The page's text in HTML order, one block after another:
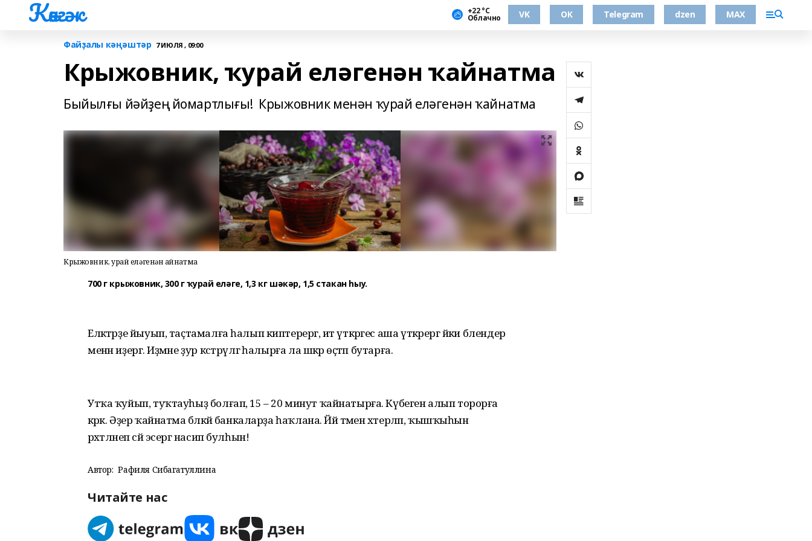
Көнгәк +22 °С
Облачно VK ОК Telegram dzen MAX
Файҙалы кәңәштәр 7 ИЮЛЯ , 09:00
Крыжовник, ҡурай еләгенән ҡайнатма
Быйылғы йәйҙең йомартлығы! Крыжовник менән ҡурай еләгенән ҡайнатма
Крыжовник, ҡурай еләгенән ҡайнатма
700 г крыжовник, 300 г ҡурай еләге, 1,3 кг шәкәр, 1,5 стакан һыу.
Еләктәрҙе йыуып, таҫта­мал­ға һалып киптерергә, ит үткәргес аша үткәрергә йәки блендер
менән иҙергә. Иҙмә­не ҙур кәстрүлгә һалырға ла шәкәр өҫтәп бутарға.
Утҡа ҡуйып, туҡтауһыҙ болғап, 15 – 20 минут ҡай­на­тырға. Күбеген алып торорға
кәрәк. Әҙер ҡайнатма бәләкәй банкаларҙа һаҡлана. Йәй тәмен хәтерләп, ҡышҡыһын
рәхәтләнеп сәй эсергә насип булһын!
Автор: Рафиля Сибагатуллина
Читайте нас